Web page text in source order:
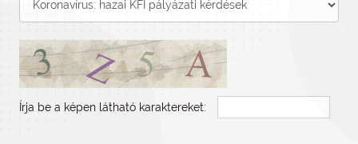
Írja be a képen látható karaktereket: